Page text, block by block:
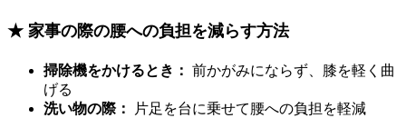
★ 家事の際の腰への負担を減らす方法
掃除機をかけるとき： 前かがみにならず、膝を軽く曲
げる
洗い物の際：
片足を台に乗せて腰への負担を軽減